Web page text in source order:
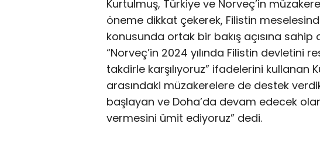
Kurtulmuş, Türkiye ve Norveç’in
öneme dikkat çekerek, Filistin
konusunda ortak bir bakış açısına sahip
“Norveç’in 2024 yılında Filistin devletini
takdirle karşılıyoruz” ifadelerini kullanan
arasındaki müzakerelere de destek
başlayan ve Doha’da devam edecek
vermesini ümit ediyoruz” dedi.